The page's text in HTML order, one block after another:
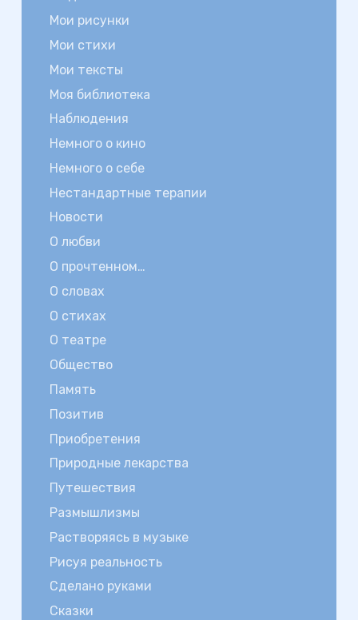
Мои рисунки
Мои стихи
Мои тексты
Моя библиотека
Наблюдения
Немного о кино
Немного о себе
Нестандартные терапии
Новости
О любви
О прочтенном…
О словах
О стихах
О театре
Общество
Память
Позитив
Приобретения
Природные лекарства
Путешествия
Размышлизмы
Растворяясь в музыке
Рисуя реальность
Сделано руками
Сказки